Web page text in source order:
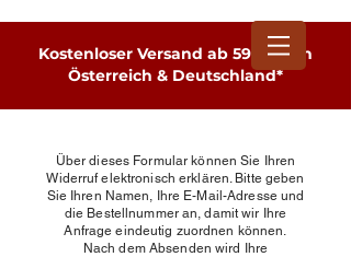
Kostenloser Versand ab 59 € nach
Österreich & Deutschland*
Über dieses Formular können Sie Ihren
Widerruf elektronisch erklären. Bitte geben
Sie Ihren Namen, Ihre E-Mail-Adresse und
die Bestellnummer an, damit wir Ihre
Anfrage eindeutig zuordnen können.
Nach dem Absenden wird Ihre